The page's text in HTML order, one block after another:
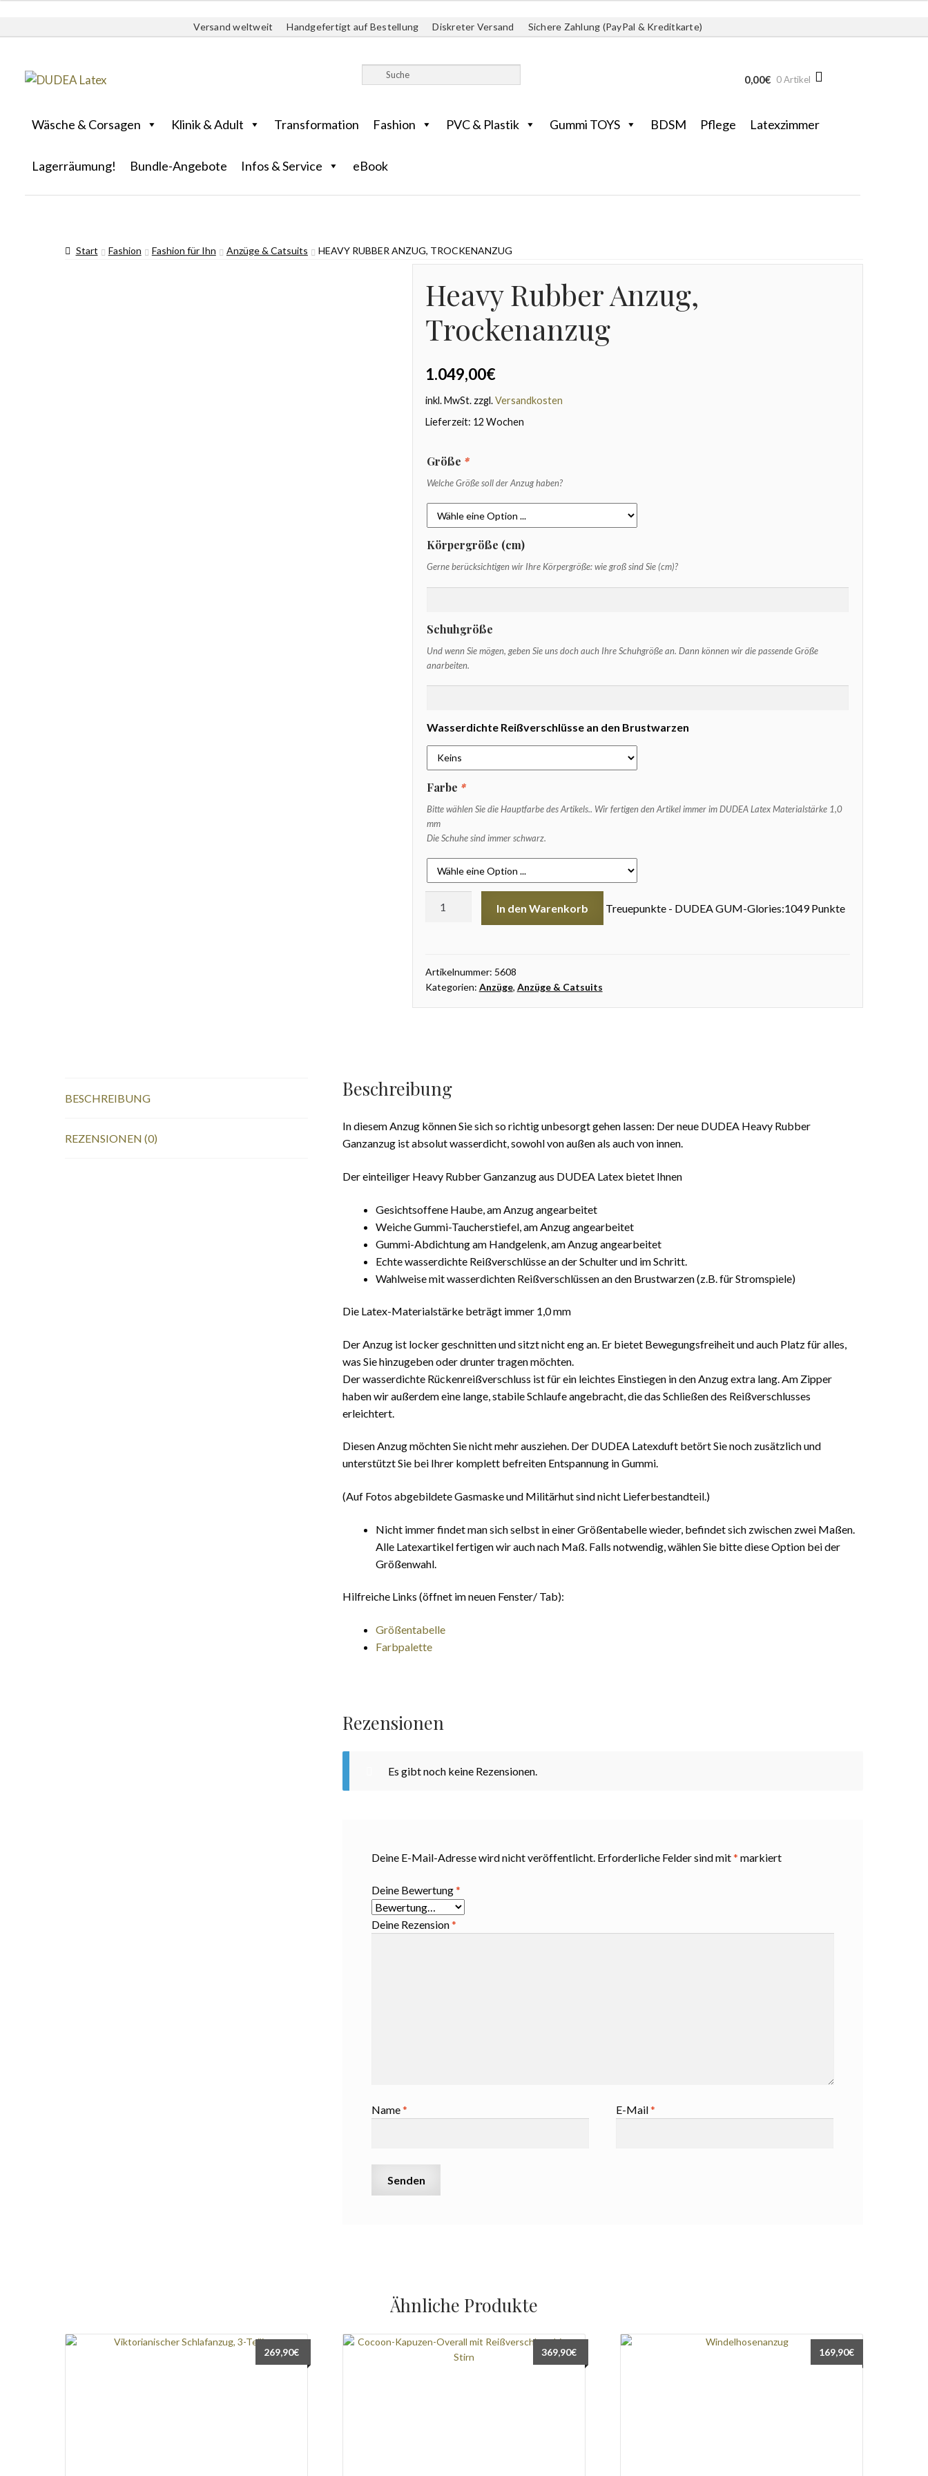
Versand weltweit Handgefertigt auf Bestellung Diskreter Versand Sichere Zahlung (PayPal & Kreditkarte)
0,00€ 0 Artikel
Wäsche & Corsagen Klinik & Adult Transformation Fashion PVC & Plastik Gummi TOYS BDSM Pflege Latexzimmer
Lagerräumung! Bundle-Angebote Infos & Service eBook
Start Fashion Fashion für Ihn Anzüge & Catsuits HEAVY RUBBER ANZUG, TROCKENANZUG
Heavy Rubber Anzug,
Trockenanzug
1.049,00€
inkl. MwSt. zzgl.Versandkosten
Lieferzeit: 12 Wochen
Größe *
Welche Größe soll der Anzug haben?
Körpergröße (cm)
Gerne berücksichtigen wir Ihre Körpergröße: wie groß sind Sie (cm)?
Schuhgröße
Und wenn Sie mögen, geben Sie uns doch auch Ihre Schuhgröße an. Dann können wir die passende Größe
anarbeiten.
Wasserdichte Reißverschlüsse an den Brustwarzen
Farbe *
Bitte wählen Sie die Hauptfarbe des Artikels.. Wir fertigen den Artikel immer im DUDEA Latex Materialstärke 1,0
mm
Die Schuhe sind immer schwarz.
Menge
In den Warenkorb Treuepunkte - DUDEA GUM-Glories:1049 Punkte
Artikelnummer: 5608
Kategorien: Anzüge, Anzüge & Catsuits
BESCHREIBUNG
REZENSIONEN (0)
Beschreibung
In diesem Anzug können Sie sich so richtig unbesorgt gehen lassen: Der neue DUDEA Heavy Rubber
Ganzanzug ist absolut wasserdicht, sowohl von außen als auch von innen.
Der einteiliger Heavy Rubber Ganzanzug aus DUDEA Latex bietet Ihnen
Gesichtsoffene Haube, am Anzug angearbeitet
Weiche Gummi-Taucherstiefel, am Anzug angearbeitet
Gummi-Abdichtung am Handgelenk, am Anzug angearbeitet
Echte wasserdichte Reißverschlüsse an der Schulter und im Schritt.
Wahlweise mit wasserdichten Reißverschlüssen an den Brustwarzen (z.B. für Stromspiele)
Die Latex-Materialstärke beträgt immer 1,0 mm
Der Anzug ist locker geschnitten und sitzt nicht eng an. Er bietet Bewegungsfreiheit und auch Platz für alles,
was Sie hinzugeben oder drunter tragen möchten.
Der wasserdichte Rückenreißverschluss ist für ein leichtes Einstiegen in den Anzug extra lang. Am Zipper
haben wir außerdem eine lange, stabile Schlaufe angebracht, die das Schließen des Reißverschlusses
erleichtert.
Diesen Anzug möchten Sie nicht mehr ausziehen. Der DUDEA Latexduft betört Sie noch zusätzlich und
unterstützt Sie bei Ihrer komplett befreiten Entspannung in Gummi.
(Auf Fotos abgebildete Gasmaske und Militärhut sind nicht Lieferbestandteil.)
Nicht immer findet man sich selbst in einer Größentabelle wieder, befindet sich zwischen zwei Maßen.
Alle Latexartikel fertigen wir auch nach Maß. Falls notwendig, wählen Sie bitte diese Option bei der
Größenwahl.
Hilfreiche Links (öffnet im neuen Fenster/ Tab):
Größentabelle
Farbpalette
Rezensionen
Es gibt noch keine Rezensionen.
Deine E-Mail-Adresse wird nicht veröffentlicht. Erforderliche Felder sind mit* markiert
Deine Bewertung*
Deine Rezension*
Name* E-Mail*
Ähnliche Produkte
269,90€ 369,90€ 169,90€